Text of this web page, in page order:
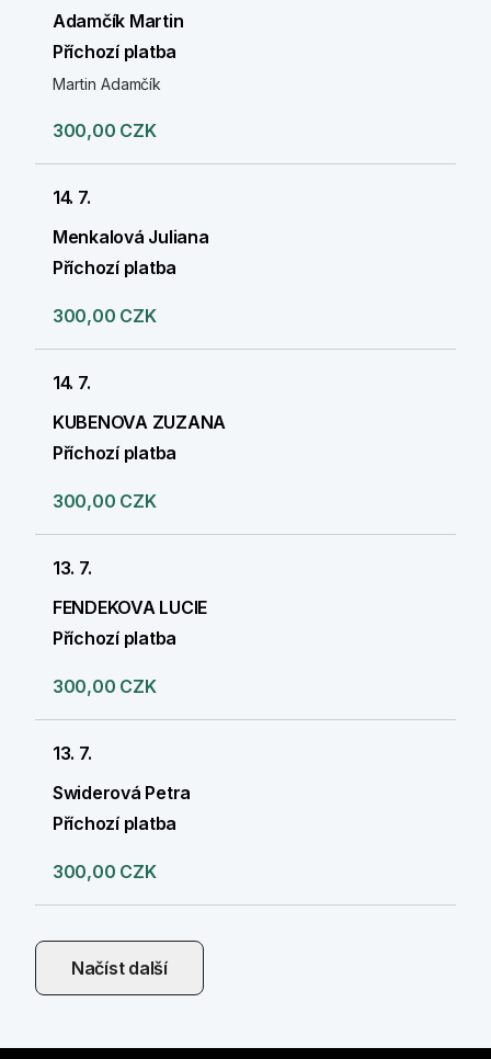
Adamčík Martin
Příchozí platba
Martin Adamčík
300,00 CZK
14. 7.
Menkalová Juliana
Příchozí platba
300,00 CZK
14. 7.
KUBENOVA ZUZANA
Příchozí platba
300,00 CZK
13. 7.
FENDEKOVA LUCIE
Příchozí platba
300,00 CZK
13. 7.
Swiderová Petra
Příchozí platba
300,00 CZK
Načíst další